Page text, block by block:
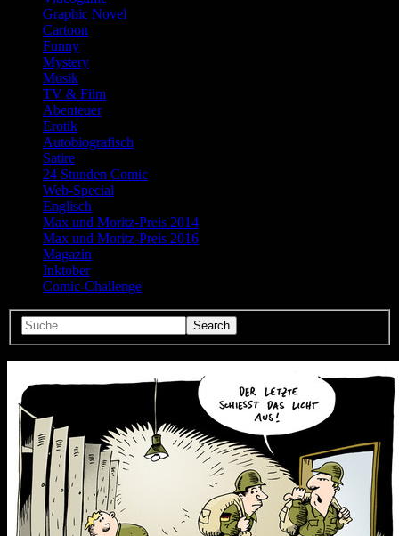
Graphic Novel
Cartoon
Funny
Mystery
Musik
TV & Film
Abenteuer
Erotik
Autobiografisch
Satire
24 Stunden Comic
Web-Special
Englisch
Max und Moritz-Preis 2014
Max und Moritz-Preis 2016
Magazin
Inktober
Comic-Challenge